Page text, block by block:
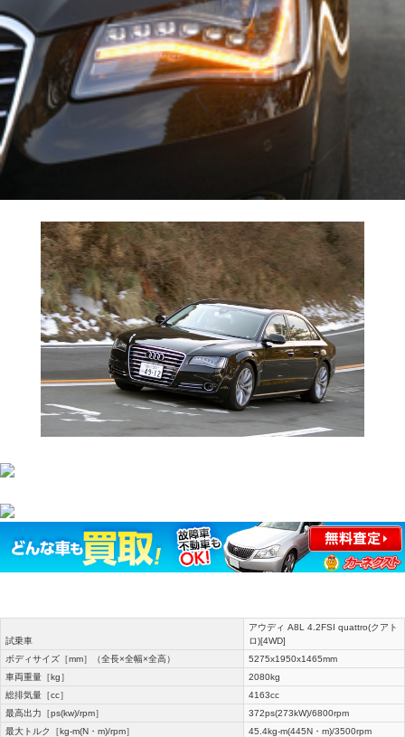
試乗車
アウディ A8L 4.2FSI quattro(クアト
ロ)[4WD]
ボディサイズ［mm］（全長×全幅×全高）
5275x1950x1465mm
車両重量［kg］
2080kg
総排気量［cc］
4163cc
最高出力［ps(kw)/rpm］
372ps(273kW)/6800rpm
最大トルク［kg-m(N・m)/rpm］
45.4kg-m(445N・m)/3500rpm